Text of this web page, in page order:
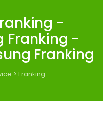
-
Franking -
Franking
> Franking